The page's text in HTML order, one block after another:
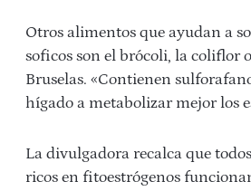
Otros alimentos que ayudan a
soficos son el brócoli, la coliflor
Bruselas. «Contienen
hígado a metabolizar mejor los
La divulgadora recalca que
ricos en fitoestrógenos